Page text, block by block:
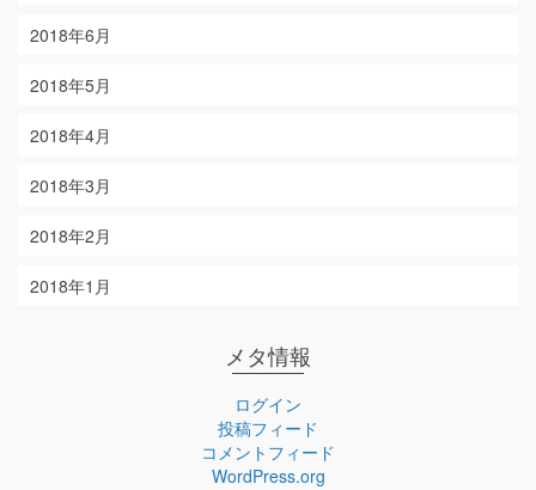
2018年6月
2018年5月
2018年4月
2018年3月
2018年2月
2018年1月
メタ情報
ログイン
投稿フィード
コメントフィード
WordPress.org